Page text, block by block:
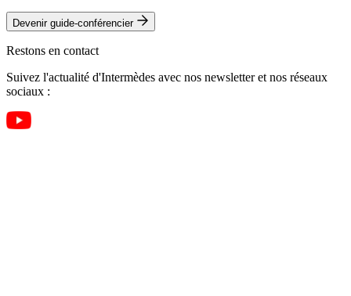
Devenir guide-conférencier
Restons en contact
Suivez l'actualité d'Intermèdes avec nos newsletter et nos réseaux
sociaux :